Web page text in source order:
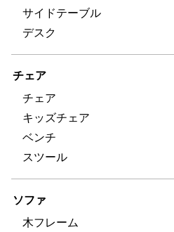
サイドテーブル
デスク
チェア
チェア
キッズチェア
ベンチ
スツール
ソファ
木フレーム